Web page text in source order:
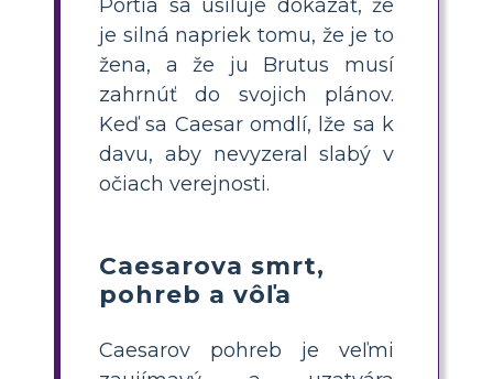
Portia sa usiluje dokázať, že
je silná napriek tomu, že je to
žena, a že ju Brutus musí
zahrnúť do svojich plánov.
Keď sa Caesar omdlí, lže sa k
davu, aby nevyzeral slabý v
očiach verejnosti.
Caesarova smrt,
pohreb a vôľa
Caesarov pohreb je veľmi